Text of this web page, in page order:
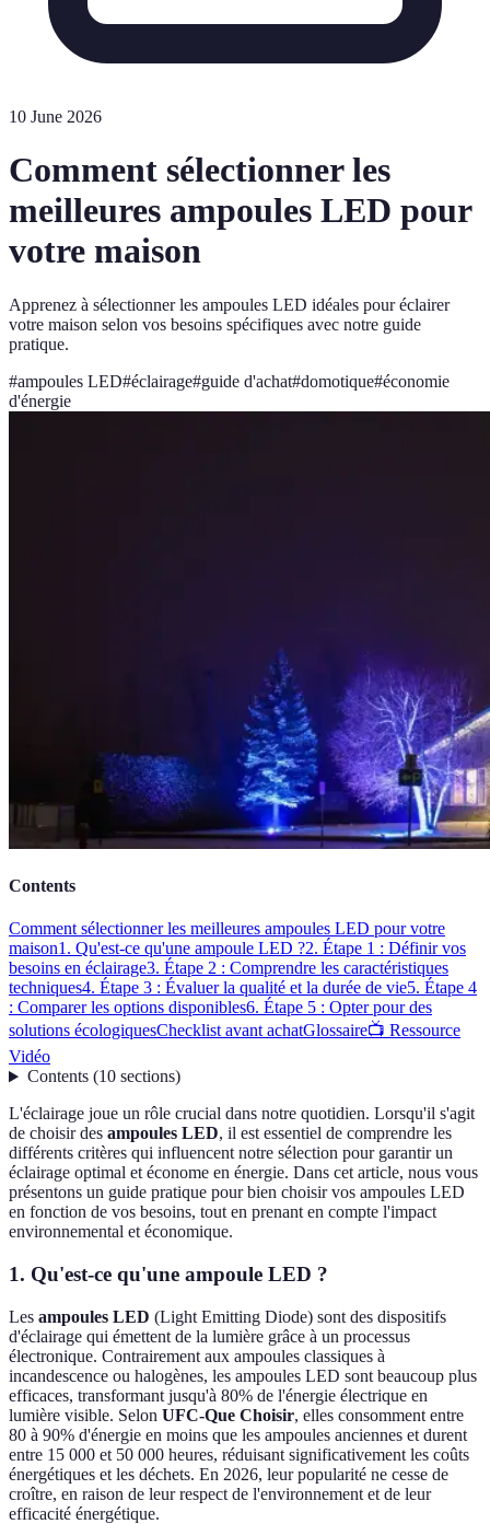
10 June 2026
Comment sélectionner les
meilleures ampoules LED pour
votre maison
Apprenez à sélectionner les ampoules LED idéales pour éclairer
votre maison selon vos besoins spécifiques avec notre guide
pratique.
#ampoules LED#éclairage#guide d'achat#domotique#économie
d'énergie
Contents
Comment sélectionner les meilleures ampoules LED pour votre
maison1. Qu'est-ce qu'une ampoule LED ?2. Étape 1 : Définir vos
besoins en éclairage3. Étape 2 : Comprendre les caractéristiques
techniques4. Étape 3 : Évaluer la qualité et la durée de vie5. Étape 4
: Comparer les options disponibles6. Étape 5 : Opter pour des
solutions écologiquesChecklist avant achatGlossaire📺 Ressource
Vidéo
Contents(10 sections)
L'éclairage joue un rôle crucial dans notre quotidien. Lorsqu'il s'agit
de choisir des ampoules LED, il est essentiel de comprendre les
différents critères qui influencent notre sélection pour garantir un
éclairage optimal et économe en énergie. Dans cet article, nous vous
présentons un guide pratique pour bien choisir vos ampoules LED
en fonction de vos besoins, tout en prenant en compte l'impact
environnemental et économique.
1. Qu'est-ce qu'une ampoule LED ?
Les ampoules LED (Light Emitting Diode) sont des dispositifs
d'éclairage qui émettent de la lumière grâce à un processus
électronique. Contrairement aux ampoules classiques à
incandescence ou halogènes, les ampoules LED sont beaucoup plus
efficaces, transformant jusqu'à 80% de l'énergie électrique en
lumière visible. Selon UFC-Que Choisir, elles consomment entre
80 à 90% d'énergie en moins que les ampoules anciennes et durent
entre 15 000 et 50 000 heures, réduisant significativement les coûts
énergétiques et les déchets. En 2026, leur popularité ne cesse de
croître, en raison de leur respect de l'environnement et de leur
efficacité énergétique.